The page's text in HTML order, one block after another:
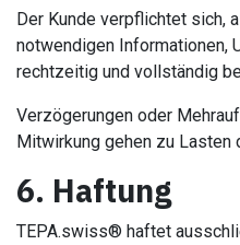
Der Kunde verpflichtet sich,
notwendigen Informationen,
rechtzeitig und vollständig
Verzögerungen oder
Mitwirkung gehen zu Lasten
6. Haftung
TEPA.swiss® haftet